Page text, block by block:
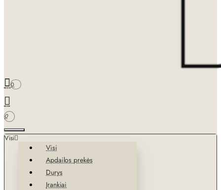
0
0
Visi
Visi
Apdailos prekės
Durys
Įrankiai